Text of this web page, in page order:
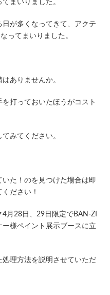
まいりました。
が多くなってきて、アクテ
ってまいりました。
ありませんか。
打っておいたほうがコスト
みてください。
た！のを見つけた場合は即
ださい！
月28日、29日限定でBAN-ZI
様ペイント展示ブースに立
理方法を説明させていただ